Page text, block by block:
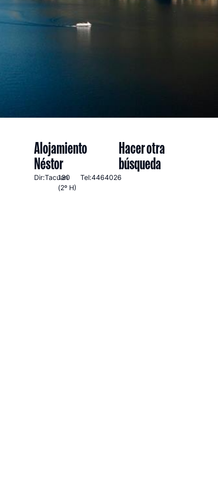
Alojamiento
Néstor
Dir:Tacuari
130
(2º H)
Tel:4464026
Hacer otra
búsqueda